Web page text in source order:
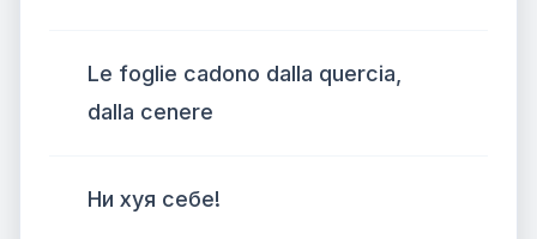
Le foglie cadono dalla quercia,
dalla cenere
Ни хуя себе!